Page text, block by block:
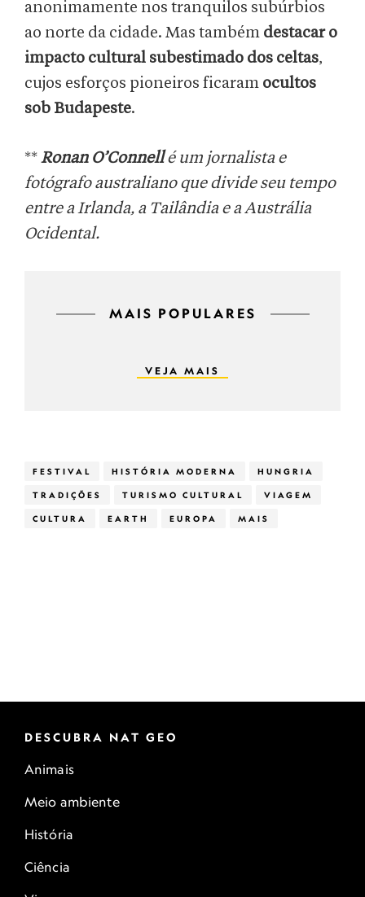
anonimamente nos tranquilos subúrbios
ao norte da cidade. Mas também destacar o
impacto cultural subestimado dos celtas,
cujos esforços pioneiros ficaram ocultos
sob Budapeste.
**Ronan O’Connell é um jornalista e
fotógrafo australiano que divide seu tempo
entre a Irlanda, a Tailândia e a Austrália
Ocidental.
MAIS POPULARES
VEJA MAIS
FESTIVAL HISTÓRIA MODERNA HUNGRIA
TRADIÇÕES TURISMO CULTURAL VIAGEM
CULTURA EARTH EUROPA MAIS
DESCUBRA NAT GEO
Animais
Meio ambiente
História
Ciência